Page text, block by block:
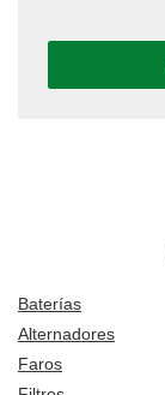
Baterías
Alternadores
Faros